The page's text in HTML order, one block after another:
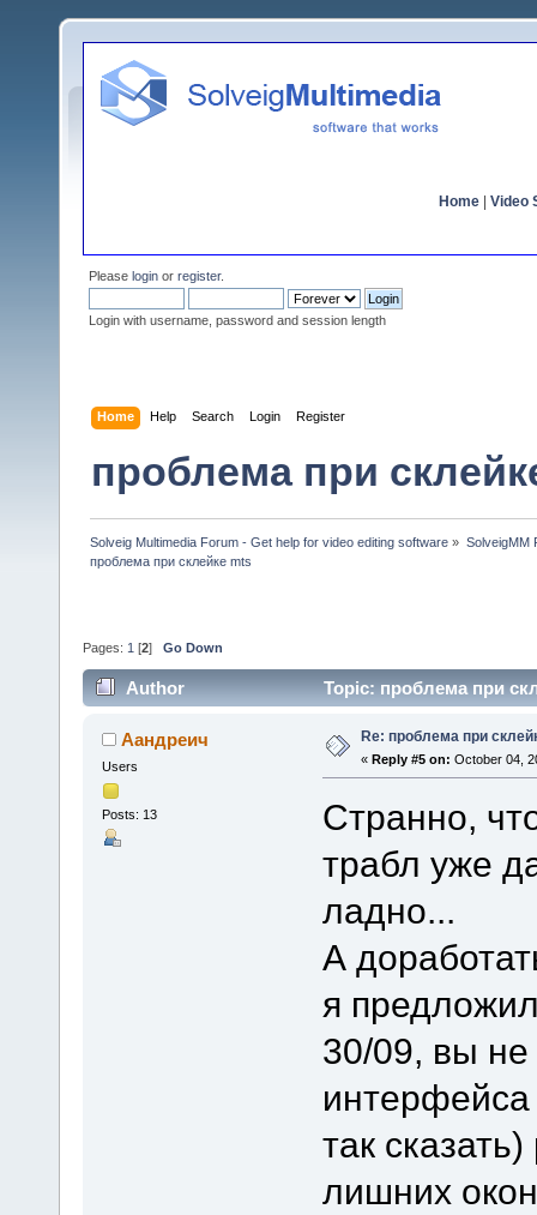
Home Video
Please login or register.
Login with username, password and session length
Home Help Search Login Register
проблема при
Solveig Multimedia Forum - Get help for video editing software » SolveigMM
проблема при склейке mts
Pages: 1 [2] Go Down
Author Topic: проблема при
Аандреич
Users
Posts: 13
Re: проблема при
« Reply #5 on: October 04,
Странно,
трабл уже
ладно...
А
я
30/09, вы
так
лишних